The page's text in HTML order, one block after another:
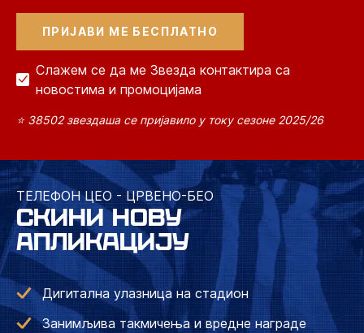
Слажем се да ме Звезда контактира са
новостима и промоцијама
⭐ 38502 звездаша се пријавило у току сезоне 2025/26
ТЕЛЕФОН ЦЕО - ЦРВЕНО-БЕО
СКИНИ НОВУ
АПЛИКАЦИЈУ
Дигитална улазница на стадион
Занимљива такмичења и вредне награде